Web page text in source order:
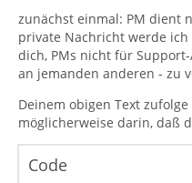
zunächst einmal: PM dient
private Nachricht werde
dich, PMs nicht für
an jemanden anderen - zu
Deinem obigen Text
möglicherweise darin, daß
Code